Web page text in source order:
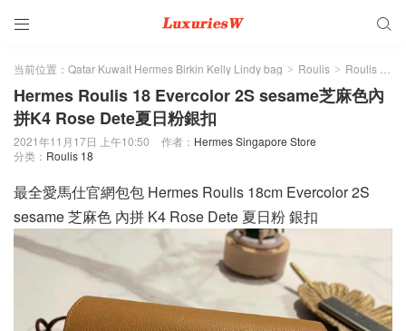
 
当前位置： Qatar Kuwait Hermes Birkin Kelly Lindy bag > Roulis > Roulis 18
Hermes Roulis 18 Evercolor 2S sesame芝麻色內
拼K4 Rose Dete夏日粉銀扣
2021年11月17日 上午10:50 作者： Hermes Singapore Store
分类： Roulis 18
最全愛馬仕官網包包 Hermes Roulis 18cm Evercolor 2S
sesame 芝麻色 內拼 K4 Rose Dete 夏日粉 銀扣